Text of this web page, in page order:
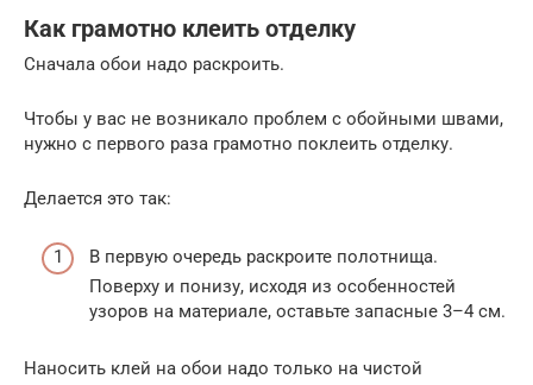
Как грамотно клеить отделку
Сначала обои надо раскроить.
Чтобы у вас не возникало проблем с обойными швами,
нужно с первого раза грамотно поклеить отделку.
Делается это так:
В первую очередь раскроите полотнища.
Поверху и понизу, исходя из особенностей
узоров на материале, оставьте запасные 3–4 см.
Наносить клей на обои надо только на чистой